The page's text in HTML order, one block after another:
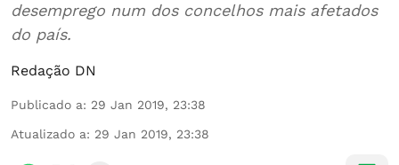
desemprego num dos concelhos mais afetados
do país.
Redação DN
Publicado a: 29 Jan 2019, 23:38
Atualizado a: 29 Jan 2019, 23:38